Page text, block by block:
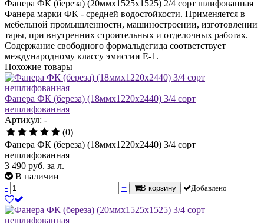
Фанера ФК (береза) (20ммх1525х1525) 2/4 сорт шлифованная
Фанера марки ФК - средней водостойкости. Применяется в
мебельной промышленности, машиностроении, изготовлении
тары, при внутренних строительных и отделочных работах.
Содержание свободного формальдегида соответствует
международному классу эмиссии E-1.
Похожие товары
Фанера ФК (береза) (18ммх1220х2440) 3/4 сорт
нешлифованная
Артикул: -
(0)
Фанера ФК (береза) (18ммх1220х2440) 3/4 сорт
нешлифованная
3 490 руб. за л.
В наличии
-
+ В корзину Добавлено